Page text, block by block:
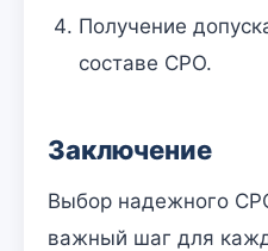
Получение
составе СРО.
Заключение
Выбор надежного
важный шаг для